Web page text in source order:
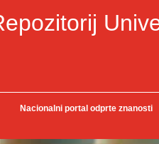
Nacionalni portal odprte znanosti